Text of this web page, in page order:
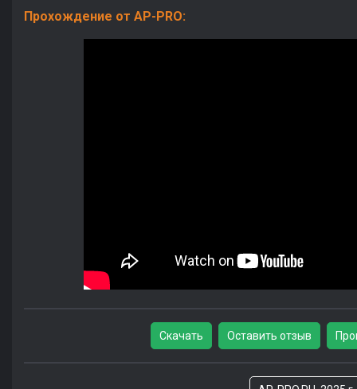
Прохождение от AP-PRO:
Скачать Оставить отзыв